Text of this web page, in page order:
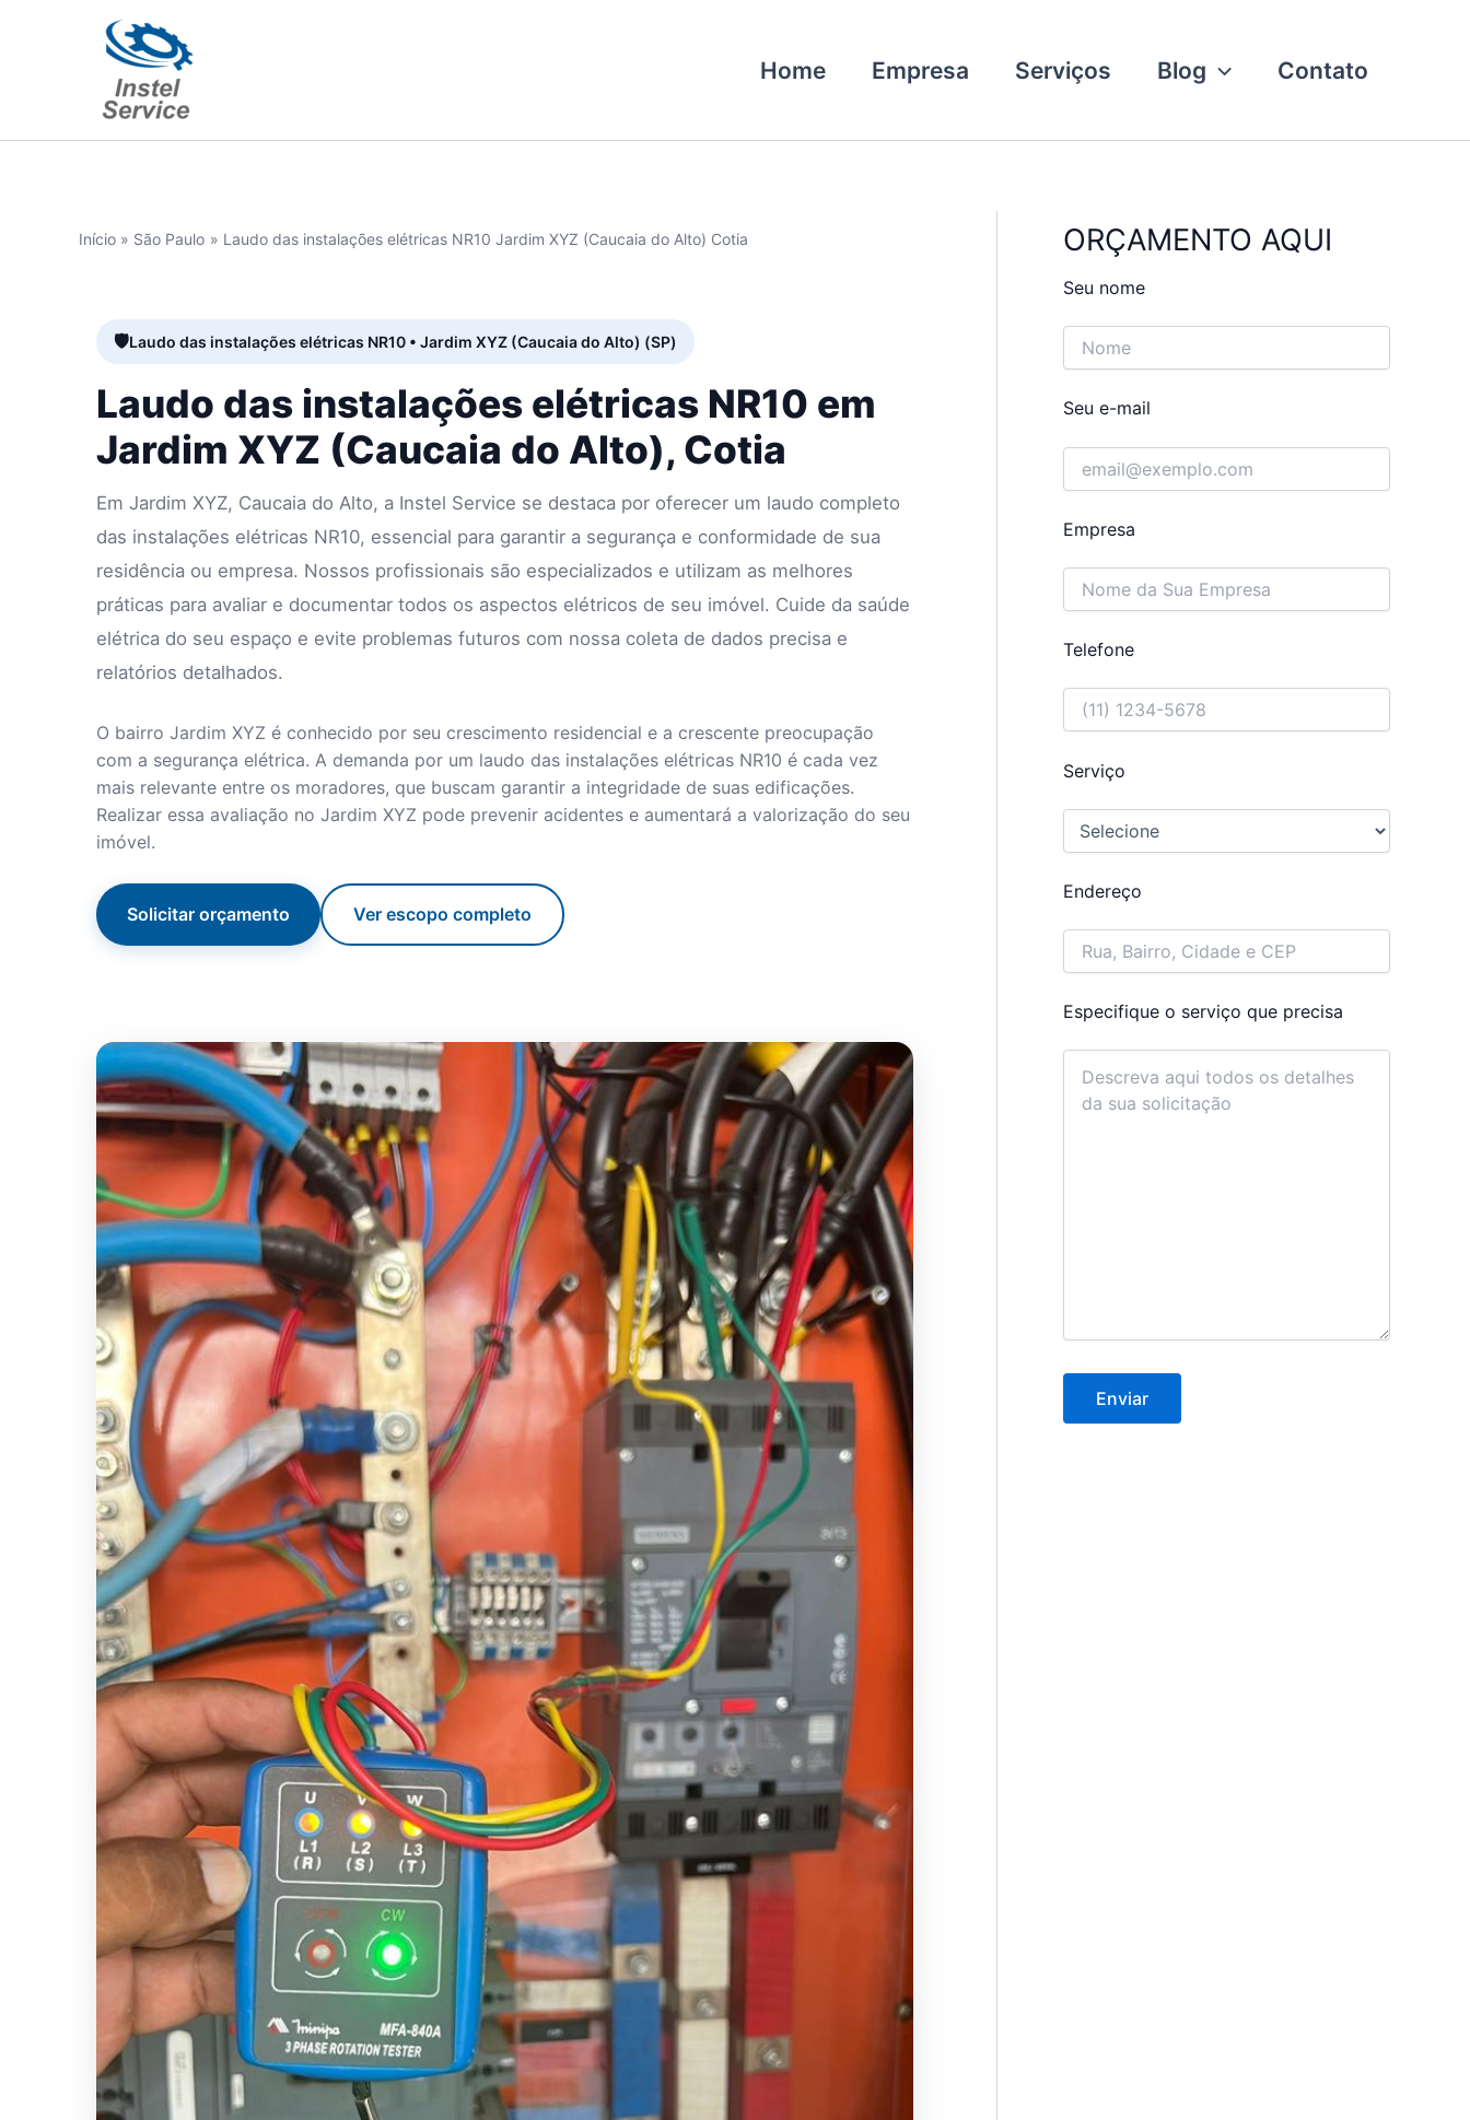
Home Empresa Serviços Blog Contato
Início São Paulo Laudo das instalações elétricas NR10 Jardim XYZ (Caucaia do Alto) Cotia
Laudo das instalações elétricas NR10 • Jardim XYZ (Caucaia do Alto) (SP)
Laudo das instalações elétricas NR10 em
Jardim XYZ (Caucaia do Alto), Cotia
Em Jardim XYZ, Caucaia do Alto, a Instel Service se destaca por oferecer um laudo completo
das instalações elétricas NR10, essencial para garantir a segurança e conformidade de sua
residência ou empresa. Nossos profissionais são especializados e utilizam as melhores
práticas para avaliar e documentar todos os aspectos elétricos de seu imóvel. Cuide da saúde
elétrica do seu espaço e evite problemas futuros com nossa coleta de dados precisa e
relatórios detalhados.
O bairro Jardim XYZ é conhecido por seu crescimento residencial e a crescente preocupação
com a segurança elétrica. A demanda por um laudo das instalações elétricas NR10 é cada vez
mais relevante entre os moradores, que buscam garantir a integridade de suas edificações.
Realizar essa avaliação no Jardim XYZ pode prevenir acidentes e aumentará a valorização do seu
imóvel.
Solicitar orçamento Ver escopo completo
ORÇAMENTO AQUI
Seu nome
Seu e-mail
Empresa
Telefone
Serviço
Endereço
Especifique o serviço que precisa